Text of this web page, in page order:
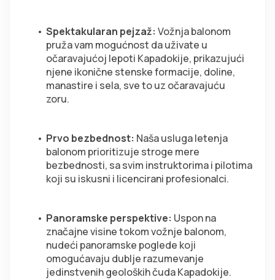
Spektakularan pejzaž: Vožnja balonom
pruža vam mogućnost da uživate u
očaravajućoj lepoti Kapadokije, prikazujući
njene ikonične stenske formacije, doline,
manastire i sela, sve to uz očaravajuću
zoru.
Prvo bezbednost: Naša usluga letenja
balonom prioritizuje stroge mere
bezbednosti, sa svim instruktorima i pilotima
koji su iskusni i licencirani profesionalci.
Panoramske perspektive: Uspon na
značajne visine tokom vožnje balonom,
nudeći panoramske poglede koji
omogućavaju dublje razumevanje
jedinstvenih geoloških čuda Kapadokije.